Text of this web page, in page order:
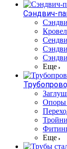
Сэндвич-
Еще
Опоры
Еще